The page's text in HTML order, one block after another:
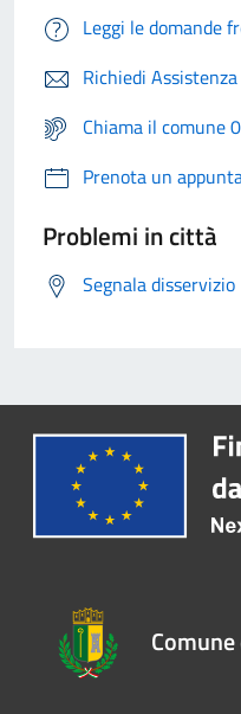
Leggi le domande
Richiedi Assistenza
Chiama il comune
Prenota un
Problemi in città
Segnala disservizio